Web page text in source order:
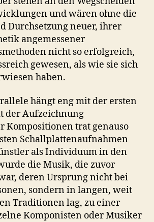
und wären ohne die
Durchsetzung neuer, ihrer
angemessener
nicht so erfolgreich,
gewesen, als wie sie sich
haben.
hängt eng mit der ersten
der Aufzeichnung
Kompositionen trat genauso
Schallplattenaufnahmen
als Individuum in den
die Musik, die zuvor
deren Ursprung nicht bei
sondern in langen, weit
Traditionen lag, zu einer
Komponisten oder Musiker